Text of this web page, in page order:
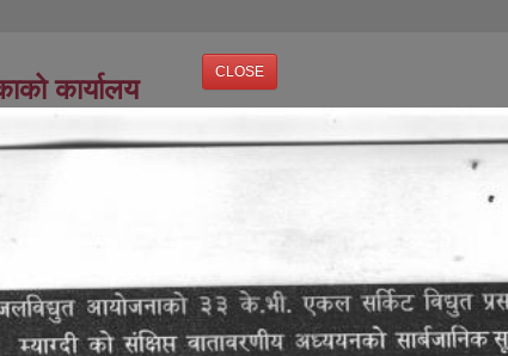
कार्यालय
ग्यालरी
उजुर बाजुर वा दाबी विरोध सम्बन्धि सात दिने सूचना
CLOSE